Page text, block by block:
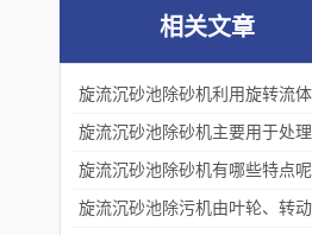
相关文章
旋流沉砂池除砂机有哪些特点呢